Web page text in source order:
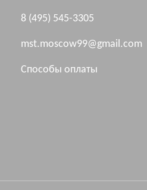
8 (495) 545-3305
mst.moscow99@gmail.com
Способы оплаты